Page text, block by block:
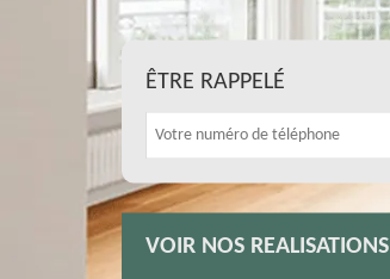
ÊTRE RAPPELÉ
VOIR NOS REALISATIONS